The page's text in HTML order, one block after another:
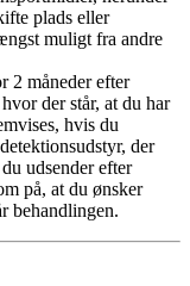
plads eller
muligt fra andre
2 måneder efter
der står, at du har
hvis du
der
udsender efter
på, at du ønsker
behandlingen.